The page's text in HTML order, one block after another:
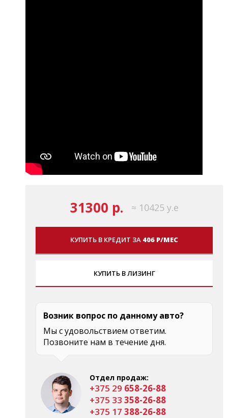
31300 р. ≈ 10425 у.е
КУПИТЬ В КРЕДИТ ЗА 406 Р/МЕС
КУПИТЬ В ЛИЗИНГ
Возник вопрос по данному авто?
Мы с удовольствием ответим.
Позвоните нам в течение дня.
Отдел продаж:
+375 29 658-26-88
+375 33 358-26-88
+375 17 388-26-88